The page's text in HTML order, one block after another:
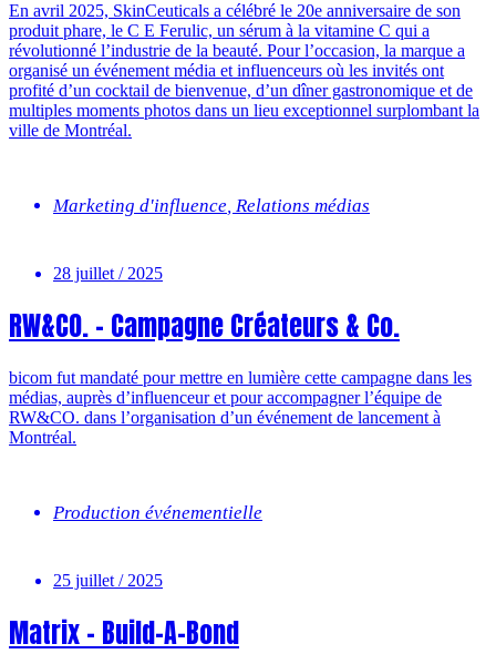
En avril 2025, SkinCeuticals a célébré le 20e anniversaire de son
produit phare, le C E Ferulic, un sérum à la vitamine C qui a
révolutionné l’industrie de la beauté. Pour l’occasion, la marque a
organisé un événement média et influenceurs où les invités ont
profité d’un cocktail de bienvenue, d’un dîner gastronomique et de
multiples moments photos dans un lieu exceptionnel surplombant la
ville de Montréal.
Marketing d'influence, Relations médias
28 juillet / 2025
RW&CO. – Campagne Créateurs & Co.
bicom fut mandaté pour mettre en lumière cette campagne dans les
médias, auprès d’influenceur et pour accompagner l’équipe de
RW&CO. dans l’organisation d’un événement de lancement à
Montréal.
Production événementielle
25 juillet / 2025
Matrix – Build-A-Bond